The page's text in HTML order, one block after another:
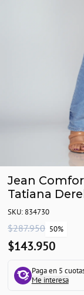
Jean
Tatiana
SKU: 834730
$287.950 50%
$143.950
Paga en 5
Me interesa